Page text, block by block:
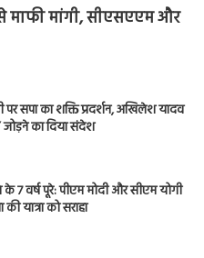
माफी मांगी, सीएसएएम और
पर सपा का शक्ति प्रदर्शन, अखिलेश यादव
जोड़ने का दिया संदेश
7 वर्ष पूरे: पीएम मोदी और सीएम योगी
यात्रा को सराहा